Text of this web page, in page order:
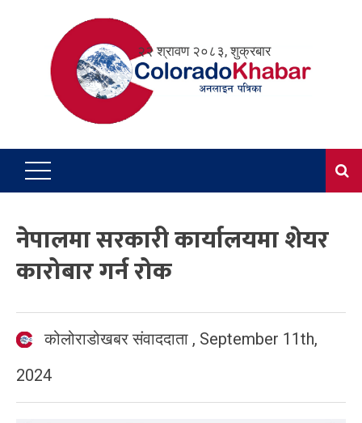
२२ श्रावण २०८३, शुक्रबार
नेपालमा सरकारी कार्यालयमा शेयर
कारोबार गर्न रोक
कोलोराडोखबर संवाददाता , September 11th,
2024